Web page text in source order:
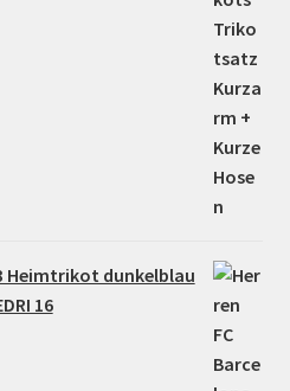
Heimtrikot dunkelblau
16